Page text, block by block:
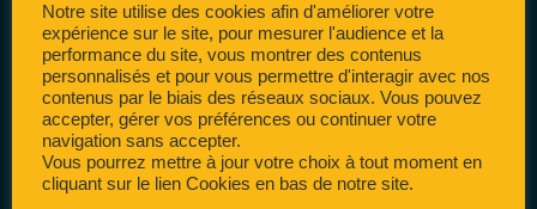
Notre site utilise des cookies afin d'améliorer votre
expérience sur le site, pour mesurer l'audience et la
performance du site, vous montrer des contenus
personnalisés et pour vous permettre d'interagir avec nos
contenus par le biais des réseaux sociaux. Vous pouvez
accepter, gérer vos préférences ou continuer votre
navigation sans accepter.
Vous pourrez mettre à jour votre choix à tout moment en
cliquant sur le lien Cookies en bas de notre site.